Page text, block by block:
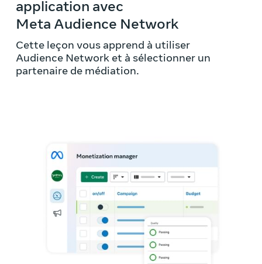
application avec
Meta Audience Network
Cette leçon vous apprend à utiliser
Audience Network et à sélectionner un
partenaire de médiation.